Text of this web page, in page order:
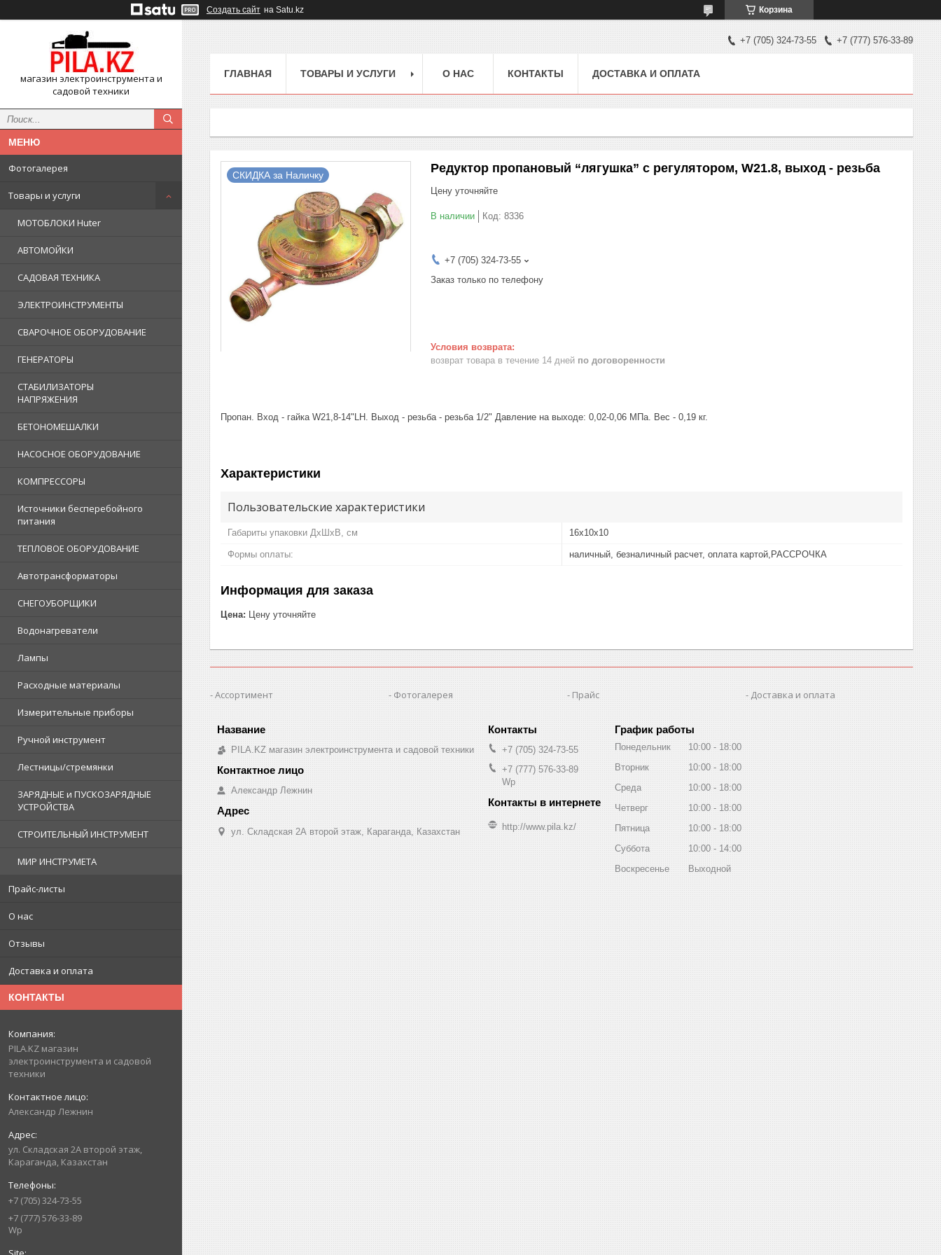
Создать сайт на Satu.kz Корзина
магазин электроинструмента и
садовой техники
Фотогалерея
Товары и услуги
МОТОБЛОКИ Huter
АВТОМОЙКИ
САДОВАЯ ТЕХНИКА
ЭЛЕКТРОИНСТРУМЕНТЫ
СВАРОЧНОЕ ОБОРУДОВАНИЕ
ГЕНЕРАТОРЫ
СТАБИЛИЗАТОРЫ
НАПРЯЖЕНИЯ
БЕТОНОМЕШАЛКИ
НАСОСНОЕ ОБОРУДОВАНИЕ
КОМПРЕССОРЫ
Источники бесперебойного
питания
ТЕПЛОВОЕ ОБОРУДОВАНИЕ
Автотрансформаторы
СНЕГОУБОРЩИКИ
Водонагреватели
Лампы
Расходные материалы
Измерительные приборы
Ручной инструмент
Лестницы/стремянки
ЗАРЯДНЫЕ и ПУСКОЗАРЯДНЫЕ
УСТРОЙСТВА
СТРОИТЕЛЬНЫЙ ИНСТРУМЕНТ
МИР ИНСТРУМЕТА
Прайс-листы
О нас
Отзывы
Доставка и оплата
КОНТАКТЫ
PILA.KZ магазин
электроинструмента и садовой
техники
Александр Лежнин
ул. Складская 2А второй этаж,
Караганда, Казахстан
+7 (705) 324-73-55
+7 (777) 576-33-89
Wp
+7 (705) 324-73-55 +7 (777) 576-33-89
ГЛАВНАЯ ТОВАРЫ И УСЛУГИ О НАС КОНТАКТЫ ДОСТАВКА И ОПЛАТА
СКИДКА за Наличку Редуктор пропановый “лягушка” с регулятором, W21.8, выход - резьба
Цену уточняйте
В наличии Код: 8336
+7 (705) 324-73-55
Заказ только по телефону
возврат товара в течение 14 дней по договоренности
Пропан. Вход - гайка W21,8-14"LH. Выход - резьба - резьба 1/2" Давление на выходе: 0,02-0,06 МПа. Вес - 0,19 кг.
Характеристики
Пользовательские характеристики
Габариты упаковки ДхШхВ, см 16х10х10
Формы оплаты: наличный, безналичный расчет, оплата картой,РАССРОЧКА
Информация для заказа
Цена: Цену уточняйте
Ассортимент Фотогалерея Прайс Доставка и оплата
PILA.KZ магазин электроинструмента и садовой техники
Александр Лежнин
ул. Складская 2А второй этаж, Караганда, Казахстан
+7 (705) 324-73-55
+7 (777) 576-33-89
Wp
http://www.pila.kz/
График работы
Понедельник 10:00
18:00
Вторник
10:00
18:00
Среда
10:00
18:00
Четверг
10:00
18:00
Пятница
10:00
18:00
Суббота
10:00
14:00
Воскресенье
Выходной